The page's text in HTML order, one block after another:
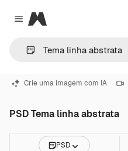
Close menu
Magnific
Crie uma imagem com IA
PSD Tema linha abstrata
PSD